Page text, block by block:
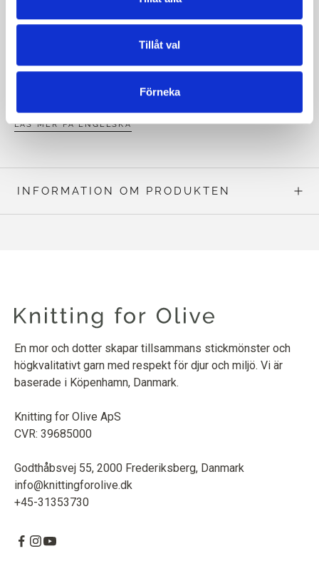
Tillåt val
Förneka
utformad med negativ lätthet. För att välja rätt storlek, titta
sida. Om ditt faktiska bröstomfång är t.ex. 98 cm [38½"],
bör du välja att sticka storlek M för att uppnå den avsedda
LÄS MER PÅ ENGELSKA
INFORMATION OM PRODUKTEN
En mor och dotter skapar tillsammans stickmönster och
högkvalitativt garn med respekt för djur och miljö. Vi är
baserade i Köpenhamn, Danmark.
Knitting for Olive ApS
CVR: 39685000
Godthåbsvej 55, 2000 Frederiksberg, Danmark
info@knittingforolive.dk
+45-31353730